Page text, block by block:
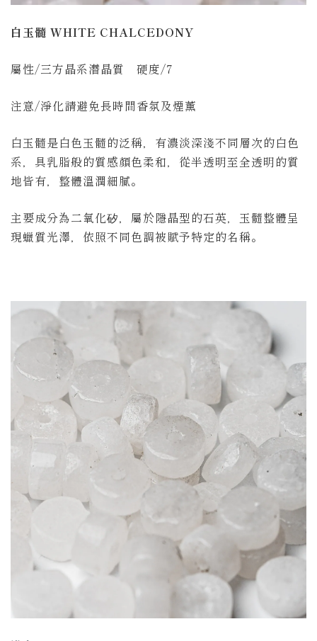
白玉髓 WHITE CHALCEDONY
屬性/三方晶系潛晶質 硬度/7
注意/淨化請避免長時間香氛及煙薰
白玉髓是白色玉髓的泛稱，有濃淡深淺不同層次的白色
系，具乳脂般的質感顏色柔和，從半透明至全透明的質
地皆有，整體溫潤細膩。
主要成分為二氧化矽，屬於隱晶型的石英，玉髓整體呈
現蠟質光澤，依照不同色調被賦予特定的名稱。